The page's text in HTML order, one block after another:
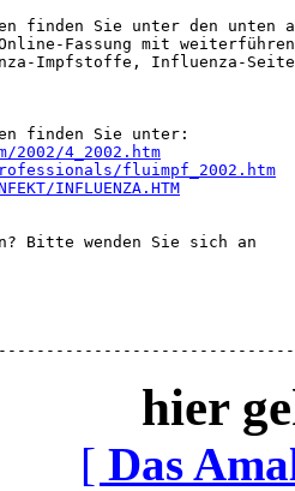
finden Sie unter den unten
Fassung mit
Impfstoffe, Influenza-
2002/4_2002.htm
fluimpf_2002.htm
INFLUENZA.HTM
Bitte wenden Sie sich an
hier
[ Das